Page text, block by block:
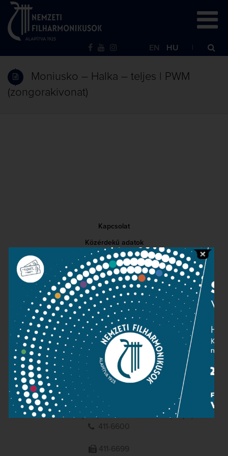
EN HU
Moniusko – Halka – teljes | PWM
(zongorakivonat)
Kapcsolat
Közérdekű adatok
Sajtószoba
Adatvédelem
Impresszum
NEMZETI
FILHARMONIKUSOK
1095 Budapest, Komor Marcell u. 1. (Müpa)
411-6600
411-6699